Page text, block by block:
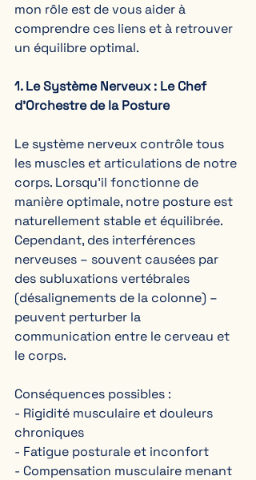
mon rôle est de vous aider à
comprendre ces liens et à retrouver
un équilibre optimal.
1. Le Système Nerveux : Le Chef
d’Orchestre de la Posture
Le système nerveux contrôle tous
les muscles et articulations de notre
corps. Lorsqu’il fonctionne de
manière optimale, notre posture est
naturellement stable et équilibrée.
Cependant, des interférences
nerveuses – souvent causées par
des subluxations vertébrales
(désalignements de la colonne) –
peuvent perturber la
communication entre le cerveau et
le corps.
Conséquences possibles :
- Rigidité musculaire et douleurs
chroniques
- Fatigue posturale et inconfort
- Compensation musculaire menant